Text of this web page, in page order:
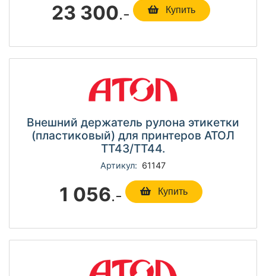
23 300.- Купить
Внешний держатель рулона этикетки
(пластиковый) для принтеров АТОЛ
TT43/TT44.
Артикул: 61147
1 056.- Купить